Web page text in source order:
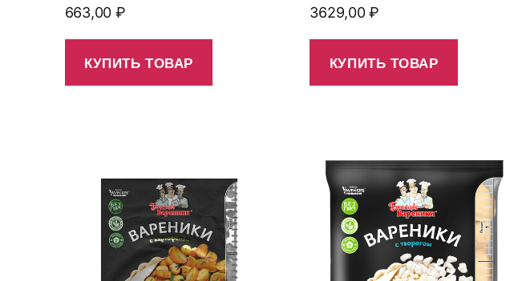
663,00 ₽
КУПИТЬ ТОВАР
3629,00₽
КУПИТЬ ТОВАР